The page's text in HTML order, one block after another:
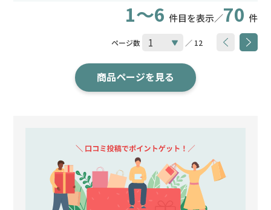
1～6 件目を表示／70 件
ページ数 ／ 12
商品ページを見る